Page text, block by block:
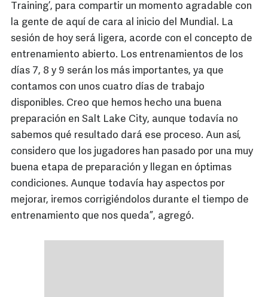
Training’, para compartir un momento agradable con
la gente de aquí de cara al inicio del Mundial. La
sesión de hoy será ligera, acorde con el concepto de
entrenamiento abierto. Los entrenamientos de los
días 7, 8 y 9 serán los más importantes, ya que
contamos con unos cuatro días de trabajo
disponibles. Creo que hemos hecho una buena
preparación en Salt Lake City, aunque todavía no
sabemos qué resultado dará ese proceso. Aun así,
considero que los jugadores han pasado por una muy
buena etapa de preparación y llegan en óptimas
condiciones. Aunque todavía hay aspectos por
mejorar, iremos corrigiéndolos durante el tiempo de
entrenamiento que nos queda”, agregó.